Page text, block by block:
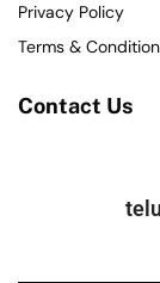
Privacy Policy
Terms &
Contact Us